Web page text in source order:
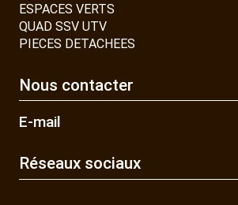
ESPACES VERTS
QUAD SSV UTV
PIECES DETACHEES
Nous contacter
E-mail
Réseaux sociaux